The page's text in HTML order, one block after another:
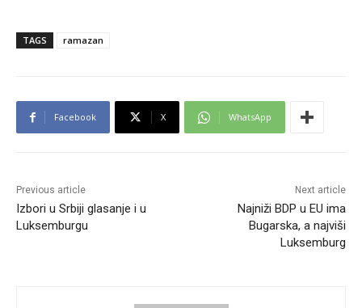
TAGS ramazan
Facebook X WhatsApp
Previous article
Izbori u Srbiji glasanje i u
Luksemburgu
Next article
Najniži BDP u EU ima
Bugarska, a najviši
Luksemburg